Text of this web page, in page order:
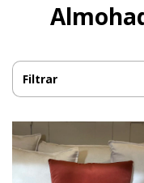
Filtrar